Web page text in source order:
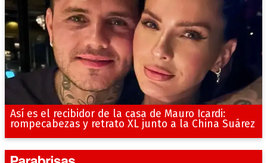
Así es el recibidor de la casa de Mauro Icardi:
rompecabezas y retrato XL junto a la China Suárez